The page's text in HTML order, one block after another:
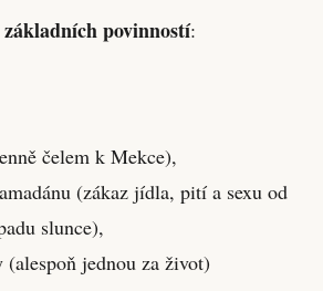
základních povinností:
čelem k Mekce),
(zákaz jídla, pití a sexu od
slunce),
jednou za život)